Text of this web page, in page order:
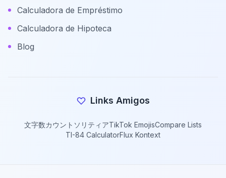
Calculadora de Empréstimo
Calculadora de Hipoteca
Blog
Links Amigos
文字数カウント ソリティアTikTok EmojisCompare Lists
TI-84 CalculatorFlux Kontext